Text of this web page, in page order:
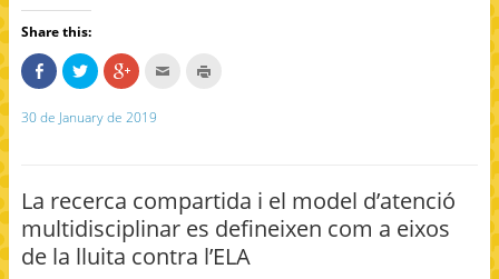
Share this:
S
h
e
e
b
o
o
C
l
k
r
e
o
n
T
w
C
l
c
k
r
e
o
n
G
o
i
l
t
h
i
s
n
t
(
O
p
e
30 de January de 2019
La recerca compartida i el model d’atenció
multidisciplinar es defineixen com a eixos
de la lluita contra l’ELA